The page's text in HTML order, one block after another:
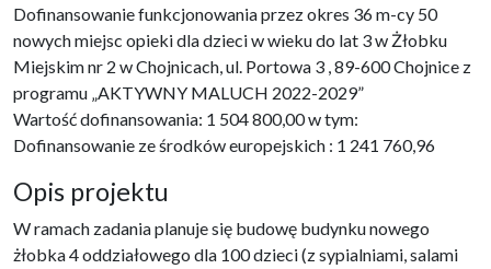
Dofinansowanie funkcjonowania przez okres 36 m-cy 50
nowych miejsc opieki dla dzieci w wieku do lat 3 w Żłobku
Miejskim nr 2 w Chojnicach, ul. Portowa 3 , 89-600 Chojnice z
programu „AKTYWNY MALUCH 2022-2029”
Wartość dofinansowania: 1 504 800,00 w tym:
Dofinansowanie ze środków europejskich : 1 241 760,96
Opis projektu
W ramach zadania planuje się budowę budynku nowego
żłobka 4 oddziałowego dla 100 dzieci (z sypialniami, salami